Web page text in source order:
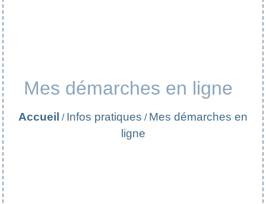
Mes démarches en ligne
Accueil / Infos pratiques / Mes démarches en
ligne